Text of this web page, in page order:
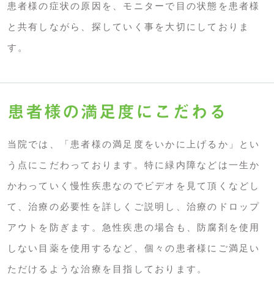
患者様の症状の原因を、モニターで目の状態を患者様
と共有しながら、探していく事を大切にしておりま
す。
患者様の満足度にこだわる
当院では、「患者様の満足度をいかに上げるか」とい
う点にこだわっております。特に緑内障などは一生か
かわっていく慢性疾患なのでビデオを見て頂くなどし
て、治療の必要性を詳しくご説明し、治療のドロップ
アウトを防ぎます。急性疾患の場合も、防腐剤を使用
しない目薬を使用するなど、個々の患者様にご満足い
ただけるような治療を目指しております。